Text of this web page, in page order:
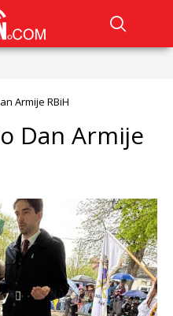
Armije RBiH
Dan Armije